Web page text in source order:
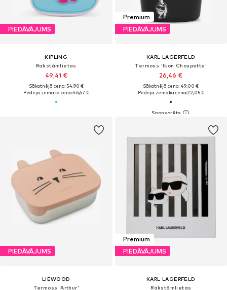
PIEDĀVĀJUMS
KIPLING
Rakstāmlietas
49,41 €
Sākotnējā cena: 54,90 €
Pēdējā zemākā cena:46,67 €
Premium
PIEDĀVĀJUMS
KARL LAGERFELD
Termoss 'Ikon Choupette'
26,46 €
Sākotnējā cena: 49,00 €
Pēdējā zemākā cena:22,05 €
PIEDĀVĀJUMS
LIEWOOD
Termoss 'Arthur'
Premium
PIEDĀVĀJUMS
KARL LAGERFELD
Rakstāmlietas